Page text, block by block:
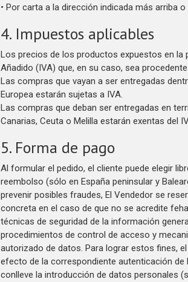
• Por carta a la dirección indicada más arriba
4. Impuestos aplicables
Los precios de los productos expuestos en la
Añadido (IVA) que, en su caso, sea procedente
Las compras que vayan a ser entregadas
Europea estarán sujetas a IVA.
Las compras que deban ser entregadas en
Canarias, Ceuta o Melilla estarán exentas del
5. Forma de pago
Al formular el pedido, el cliente puede elegir
reembolso (sólo en España peninsular y
prevenir posibles fraudes, El Vendedor se
concreta en el caso de que no se acredite
técnicas de seguridad de la información
procedimientos de control de acceso y
autorizado de datos. Para lograr estos fines,
efecto de la correspondiente autenticación
conlleve la introducción de datos personales